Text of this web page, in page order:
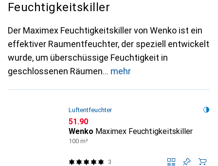
Feuchtigkeitskiller
Der Maximex Feuchtigkeitskiller von Wenko ist ein
effektiver Raumentfeuchter, der speziell entwickelt
wurde, um überschüssige Feuchtigkeit in
geschlossenen Räumen
mehr
Luftentfeuchter
CHF
51.90
Wenko Maximex Feuchtigkeitskiller
100 m²
3